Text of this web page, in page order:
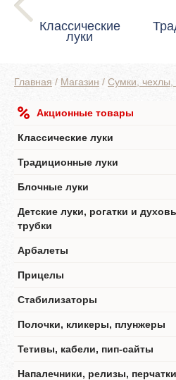
Классические
луки
Главная / Магазин / Сумки, чехлы,
Акционные товары
Классические луки
Традиционные луки
Блочные луки
Детские луки, рогатки и
трубки
Арбалеты
Прицелы
Стабилизаторы
Полочки, кликеры, плунжеры
Тетивы, кабели, пип-сайты
Напалечники, релизы,